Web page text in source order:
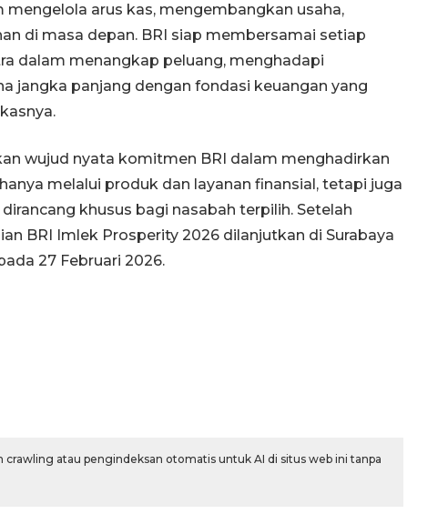
arus kas, mengembangkan usaha,
di masa depan. BRI siap membersamai setiap
dalam menangkap peluang, menghadapi
jangka panjang dengan fondasi keuangan yang
wujud nyata komitmen BRI dalam menghadirkan
melalui produk dan layanan finansial, tetapi juga
khusus bagi nasabah terpilih. Setelah
BRI Imlek Prosperity 2026 dilanjutkan di Surabaya
27 Februari 2026.
atau pengindeksan otomatis untuk AI di situs web ini tanpa